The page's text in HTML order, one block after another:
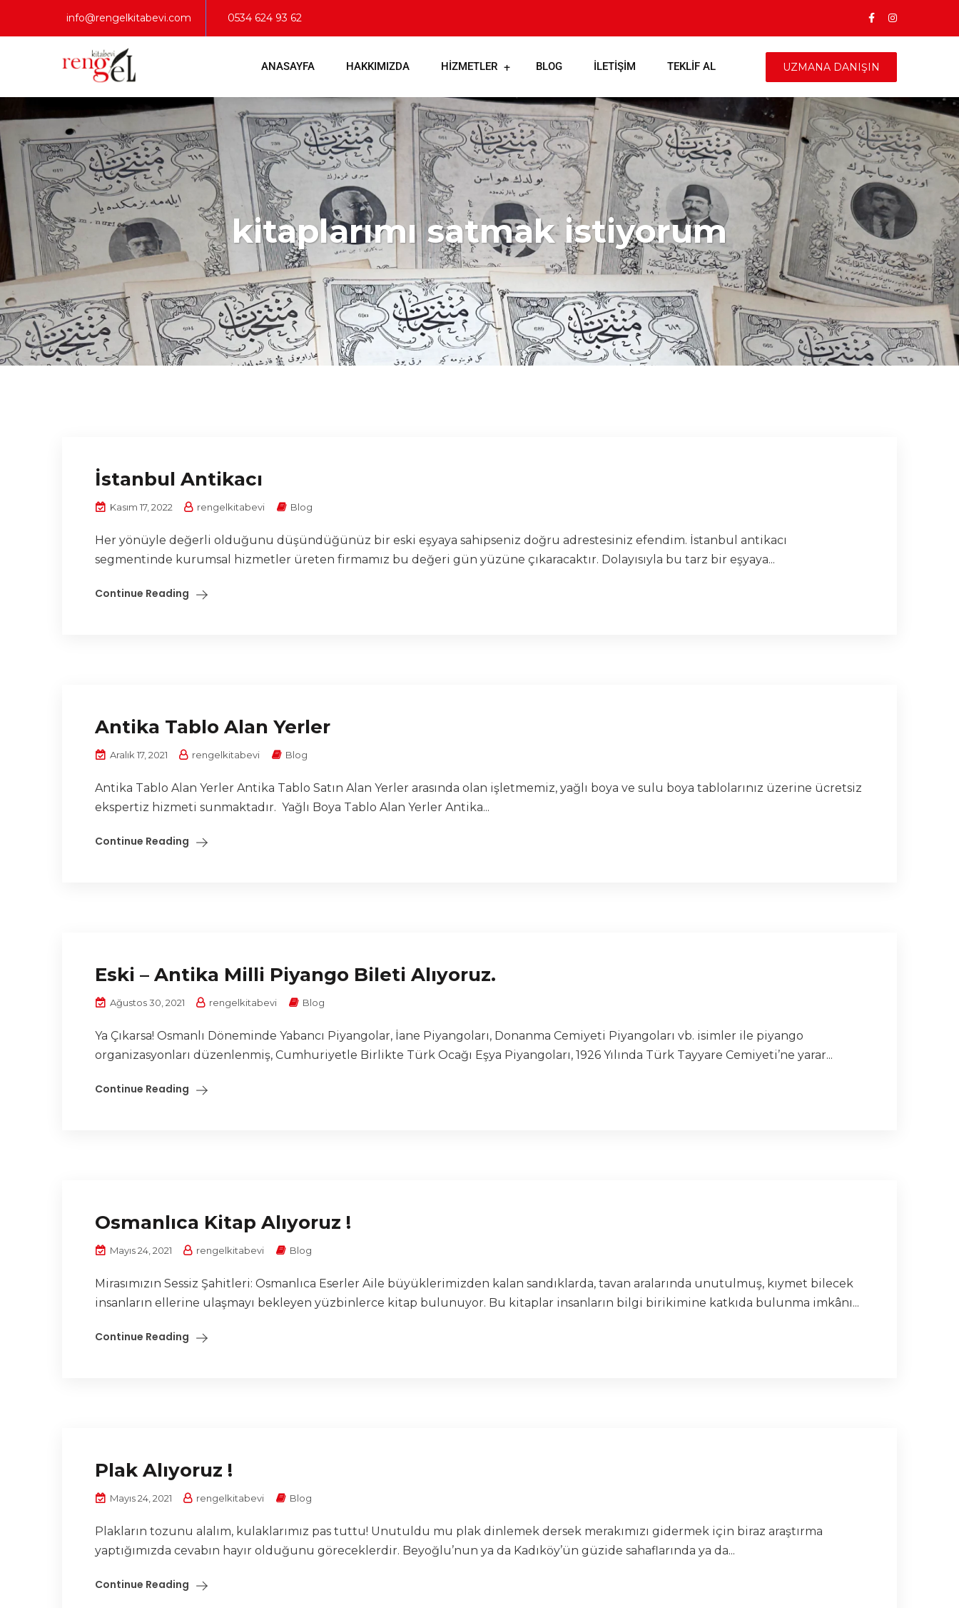
info@rengelkitabevi.com 0534 624 93 62
ANASAYFA HAKKIMIZDA HIZMETLER BLOG İLETIŞIM TEKLIF AL UZMANA DANIŞIN
kitaplarımı satmak istiyorum
İstanbul Antikacı
Kasım 17, 2022 rengelkitabevi Blog
Her yönüyle değerli olduğunu düşündüğünüz bir eski eşyaya sahipseniz doğru adrestesiniz efendim. İstanbul antikacı
segmentinde kurumsal hizmetler üreten firmamız bu değeri gün yüzüne çıkaracaktır. Dolayısıyla bu tarz bir eşyaya...
Continue Reading
Antika Tablo Alan Yerler
Aralık 17, 2021 rengelkitabevi Blog
Antika Tablo Alan Yerler Antika Tablo Satın Alan Yerler arasında olan işletmemiz, yağlı boya ve sulu boya tablolarınız üzerine ücretsiz
ekspertiz hizmeti sunmaktadır. Yağlı Boya Tablo Alan Yerler Antika...
Continue Reading
Eski – Antika Milli Piyango Bileti Alıyoruz.
Ağustos 30, 2021 rengelkitabevi Blog
Ya Çıkarsa! Osmanlı Döneminde Yabancı Piyangolar, İane Piyangoları, Donanma Cemiyeti Piyangoları vb. isimler ile piyango
organizasyonları düzenlenmiş, Cumhuriyetle Birlikte Türk Ocağı Eşya Piyangoları, 1926 Yılında Türk Tayyare Cemiyeti’ne yarar...
Continue Reading
Osmanlıca Kitap Alıyoruz !
Mayıs 24, 2021 rengelkitabevi Blog
Mirasımızın Sessiz Şahitleri: Osmanlıca Eserler Aile büyüklerimizden kalan sandıklarda, tavan aralarında unutulmuş, kıymet bilecek
insanların ellerine ulaşmayı bekleyen yüzbinlerce kitap bulunuyor. Bu kitaplar insanların bilgi birikimine katkıda bulunma imkânı...
Continue Reading
Plak Alıyoruz !
Mayıs 24, 2021 rengelkitabevi Blog
Plakların tozunu alalım, kulaklarımız pas tuttu! Unutuldu mu plak dinlemek dersek merakımızı gidermek için biraz araştırma
yaptığımızda cevabın hayır olduğunu göreceklerdir. Beyoğlu’nun ya da Kadıköy’ün güzide sahaflarında ya da...
Continue Reading